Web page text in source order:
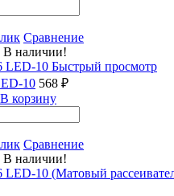
Сравнение
В наличии!
Быстрый просмотр
10 568 ₽
В корзину
Сравнение
В наличии!